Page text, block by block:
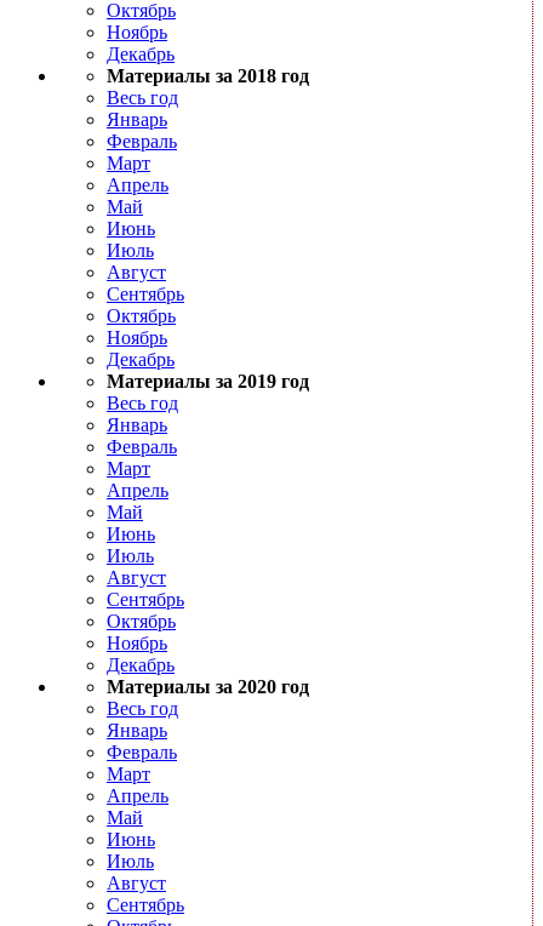
Октябрь
Ноябрь
Декабрь
Материалы за 2018 год
Весь год
Январь
Февраль
Март
Апрель
Май
Июнь
Июль
Август
Сентябрь
Октябрь
Ноябрь
Декабрь
Материалы за 2019 год
Весь год
Январь
Февраль
Март
Апрель
Май
Июнь
Июль
Август
Сентябрь
Октябрь
Ноябрь
Декабрь
Материалы за 2020 год
Весь год
Январь
Февраль
Март
Апрель
Май
Июнь
Июль
Август
Сентябрь